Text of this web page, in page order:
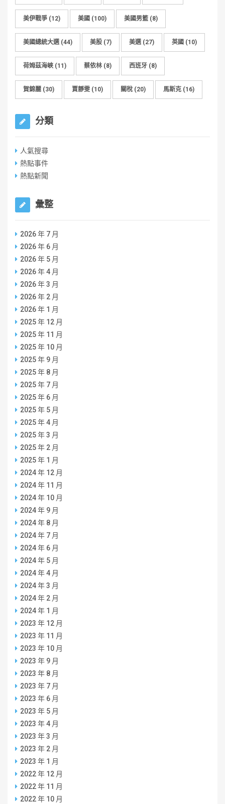
美伊戰爭 (12) 美國 (100) 美國男籃 (8)
美國總統大選(44) 美股 (7) 美選(27) 英國 (10)
荷姆茲海峽 (11) 蔡依林 (8) 西班牙 (8)
賀錦麗 (30) 賈靜雯 (10) 關稅 (20) 馬斯克 (16)
分類
人氣搜尋
熱點事件
熱點新聞
彙整
2026 年 7 月
2026 年 6 月
2026 年 5 月
2026 年 4 月
2026 年 3 月
2026 年 2 月
2026 年 1 月
2025 年 12 月
2025 年 11 月
2025 年 10 月
2025 年 9 月
2025 年 8 月
2025 年 7 月
2025 年 6 月
2025 年 5 月
2025 年 4 月
2025 年 3 月
2025 年 2 月
2025 年 1 月
2024 年 12 月
2024 年 11 月
2024 年 10 月
2024 年 9 月
2024 年 8 月
2024 年 7 月
2024 年 6 月
2024 年 5 月
2024 年 4 月
2024 年 3 月
2024 年 2 月
2024 年 1 月
2023 年 12 月
2023 年 11 月
2023 年 10 月
2023 年 9 月
2023 年 8 月
2023 年 7 月
2023 年 6 月
2023 年 5 月
2023 年 4 月
2023 年 3 月
2023 年 2 月
2023 年 1 月
2022 年 12 月
2022 年 11 月
2022 年 10 月